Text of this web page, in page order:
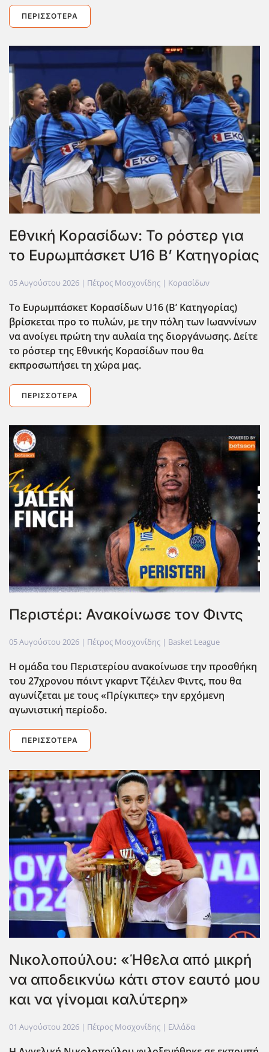
ΠΕΡΙΣΣΌΤΕΡΑ
Εθνική Κορασίδων: Το ρόστερ για
το Ευρωμπάσκετ U16 B’ Κατηγορίας
05 Αυγούστου 2026 | Πέτρος Μοσχονίδης | Κορασίδων
Το Ευρωμπάσκετ Κορασίδων U16 (B’ Κατηγορίας)
βρίσκεται προ το πυλών, με την πόλη των Ιωαννίνων
να ανοίγει πρώτη την αυλαία της διοργάνωσης. Δείτε
το ρόστερ της Εθνικής Κορασίδων που θα
εκπροσωπήσει τη χώρα μας.
ΠΕΡΙΣΣΌΤΕΡΑ
Περιστέρι: Ανακοίνωσε τον Φιντς
05 Αυγούστου 2026 | Πέτρος Μοσχονίδης | Basket League
Η ομάδα του Περιστερίου ανακοίνωσε την προσθήκη
του 27χρονου πόιντ γκαρντ Τζέιλεν Φιντς, που θα
αγωνίζεται με τους «Πρίγκιπες» την ερχόμενη
αγωνιστική περίοδο.
ΠΕΡΙΣΣΌΤΕΡΑ
Νικολοπούλου: «Ήθελα από μικρή
να αποδεικνύω κάτι στον εαυτό μου
και να γίνομαι καλύτερη»
01 Αυγούστου 2026 | Πέτρος Μοσχονίδης | Ελλάδα